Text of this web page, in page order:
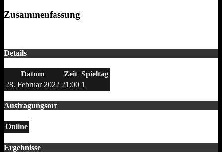
Zusammenfassung
Details
Datum Zeit Spieltag
28. Februar 2022 21:00 1
Austragungsort
Online
Ergebnisse